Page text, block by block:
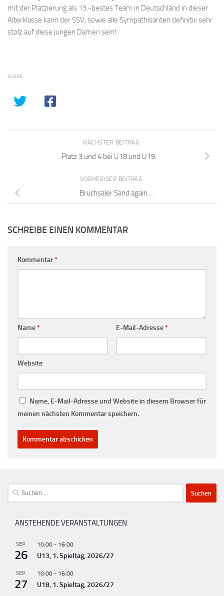
mit der Platzierung als 13.-bestes Team in Deutschland in dieser
Alterklasse kann der SSV, sowie alle Sympathisanten definitiv sehr
stolz auf diese jungen Damen sein!
SHARE
NÄCHSTER BEITRAG
Platz 3 und 4 bei U18 und U19
VORHERIGER BEITRAG
Bruchsaler Sand again…
SCHREIBE EINEN KOMMENTAR
Kommentar*
Name* E-Mail-Adresse*
Website
Name, E-Mail-Adresse und Website in diesem Browser für
meinen nächsten Kommentar speichern.
Suchen
nach:
ANSTEHENDE VERANSTALTUNGEN
SEP.
26
10:00 - 16:00
U13, 1. Spieltag, 2026/27
SEP.
27
10:00 - 16:00
U18, 1. Spieltag, 2026/27